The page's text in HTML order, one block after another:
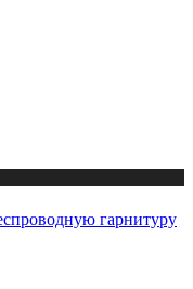
гарнитуру